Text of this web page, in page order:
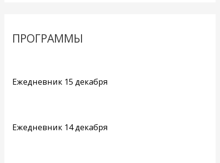
ПРОГРАММЫ
Ежедневник 15 декабря
Ежедневник 14 декабря